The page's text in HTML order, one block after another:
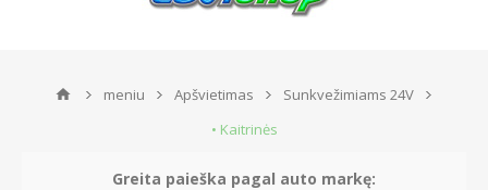
meniu Apšvietimas
Sunkvežimiams 24V
• Kaitrinės
Greita paieška pagal auto markę: